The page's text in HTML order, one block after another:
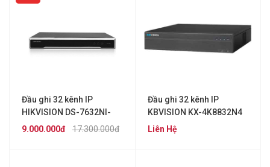
Đầu ghi 32 kênh IP
HIKVISION DS-7632NI-
K2/16P
17.300.000đ
9.000.000đ
Đầu ghi 32 kênh IP
KBVISION KX-4K8832N4
Liên Hệ